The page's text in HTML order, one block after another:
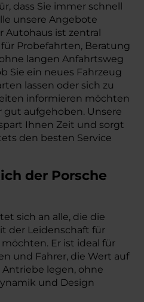
dass Sie immer schnell
unsere Angebote
Autohaus ist zentral
Probefahrten, Beratung
langen Anfahrtsweg
Sie ein neues Fahrzeug
lassen oder sich zu
informieren möchten
gut aufgehoben. Unsere
Ihnen Zeit und sorgt
den besten Service
der Porsche
sich an alle, die die
der Leidenschaft für
Er ist ideal für
und Fahrer, die Wert auf
legen, ohne
und Design